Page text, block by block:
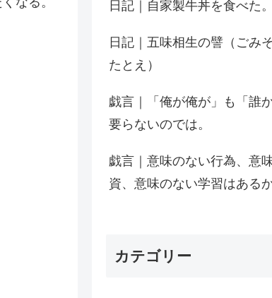
日記｜自家製牛丼を食べた。
日記｜五味相生の譬（ごみ
たとえ）
戯言｜「俺が俺が」も「誰
要らないのでは。
戯言｜意味のない行為、意
資、意味のない学習はある
カテゴリー